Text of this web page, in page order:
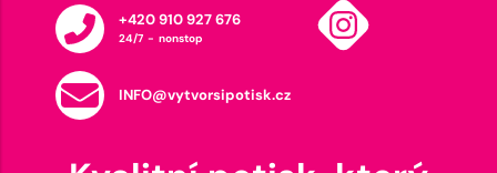
+420 910 927 676
24/7 - nonstop
INFO@vytvorsipotisk.cz